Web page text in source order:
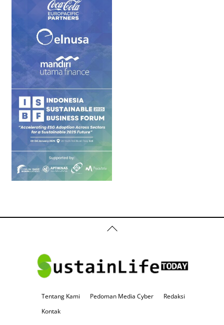
Back
To
Tentang Kami Pedoman Media Cyber
Redaksi
Kontak